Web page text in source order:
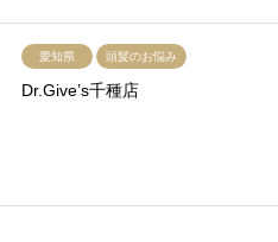
愛知県 頭髪のお悩み
Dr.Give’s千種店